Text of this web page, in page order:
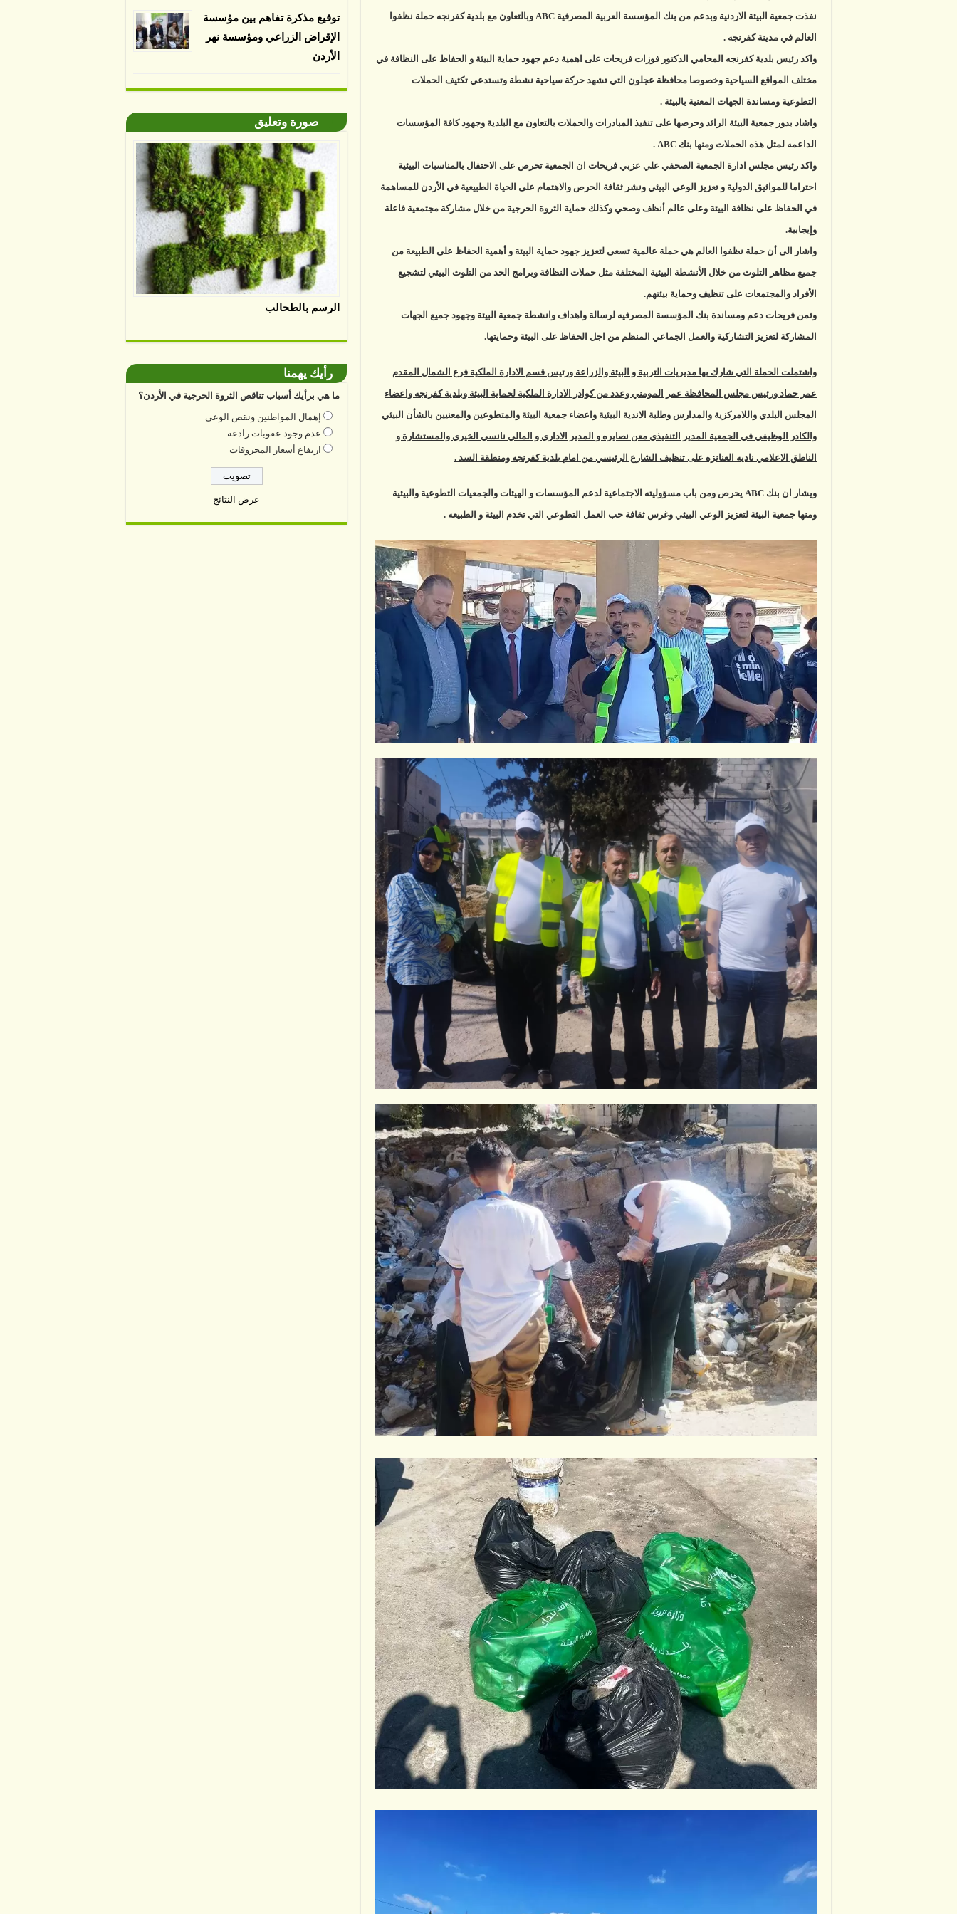
نفذت جمعية البيئة الاردنية وبدعم من بنك المؤسسة العربية المصرفية ABC وبالتعاون مع بلدية كفرنجه حملة نظفوا
العالم في مدينة كفرنجه .
واكد رئيس بلدية كفرنجه المحامي الدكتور فوزات فريحات على اهمية دعم جهود حماية البيئة و الحفاظ على النظافة في
مختلف المواقع السياحية وخصوصا محافظة عجلون التي تشهد حركة سياحية نشطة وتستدعي تكثيف الحملات
التطوعية ومساندة الجهات المعنية بالبيئة .
واشاد بدور جمعية البيئة الرائد وحرصها على تنفيذ المبادرات والحملات بالتعاون مع البلدية وجهود كافة المؤسسات
الداعمه لمثل هذه الحملات ومنها بنك ABC .
واكد رئيس مجلس ادارة الجمعية الصحفي علي عزبي فريحات ان الجمعية تحرص على الاحتفال بالمناسبات البيئية
احتراما للمواثيق الدولية و تعزيز الوعي البيئي ونشر ثقافة الحرص والاهتمام على الحياة الطبيعية في الأردن للمساهمة
في الحفاظ على نظافة البيئة وعلى عالم أنظف وصحي وكذلك حماية الثروة الحرجية من خلال مشاركة مجتمعية فاعلة
وإيجابية.
واشار الى أن حملة نظفوا العالم هي حملة عالمية تسعى لتعزيز جهود حماية البيئة و أهمية الحفاظ على الطبيعة من
جميع مظاهر التلوث من خلال الأنشطة البيئية المختلفة مثل حملات النظافة وبرامج الحد من التلوث البيئي لتشجيع
الأفراد والمجتمعات على تنظيف وحماية بيئتهم.
وثمن فريحات دعم ومساندة بنك المؤسسة المصرفيه لرسالة واهداف وانشطة جمعية البيئة وجهود جميع الجهات
المشاركة لتعزيز التشاركية والعمل الجماعي المنظم من اجل الحفاظ على البيئة وحمايتها.
واشتملت الحملة التي شارك بها مديريات التربية و البيئة والزراعة ورئيس قسم الادارة الملكية فرع الشمال المقدم
عمر حماد ورئيس مجلس المحافظة عمر المومني وعدد من كوادر الادارة الملكية لحماية البيئة وبلدية كفرنجه واعضاء
المجلس البلدي واللامركزية والمدارس وطلبة الاندية البيئية واعضاء جمعية البيئة والمتطوعين والمعنيين بالشأن البيئي
والكادر الوظيفي في الجمعية المدير التنفيذي معن نصايره و المدير الاداري و المالي نانسي الخيري والمستشارة و
الناطق الاعلامي ناديه العنانزه على تنظيف الشارع الرئيسي من امام بلدية كفرنجه ومنطقة السد .
ويشار ان بنك ABC يحرص ومن باب مسؤوليته الاجتماعية لدعم المؤسسات و الهيئات والجمعيات التطوعية والبيئية
ومنها جمعية البيئة لتعزيز الوعي البيئي وغرس ثقافة حب العمل التطوعي التي تخدم البيئة و الطبيعه .
توقيع مذكرة تفاهم بين مؤسسة
الإقراض الزراعي ومؤسسة نهر
الأردن
صورة وتعليق
الرسم بالطحالب
رأيك يهمنا
ما هي برأيك أسباب تناقص الثروة الحرجية في الأردن؟
إهمال المواطنين ونقص الوعي
عدم وجود عقوبات رادعة
ارتفاع أسعار المحروقات
عرض النتائج